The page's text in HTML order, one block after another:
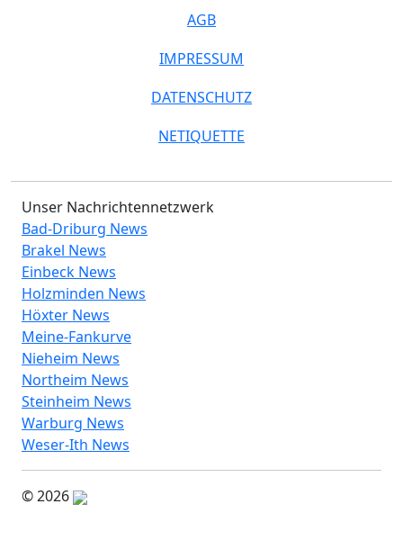
AGB
IMPRESSUM
DATENSCHUTZ
NETIQUETTE
Unser Nachrichtennetzwerk
Bad-Driburg News
Brakel News
Einbeck News
Holzminden News
Höxter News
Meine-Fankurve
Nieheim News
Northeim News
Steinheim News
Warburg News
Weser-Ith News
© 2026